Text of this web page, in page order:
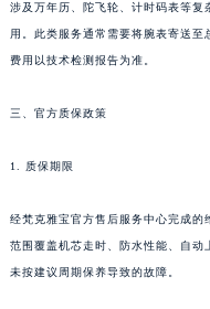
涉及万年历、陀飞轮、计时码表等
用。此类服务通常需要将腕表寄送
费用以技术检测报告为准。
三、官方质保政策
1. 质保期限
经梵克雅宝官方售后服务中心完成
范围覆盖机芯走时、防水性能、自
未按建议周期保养导致的故障。